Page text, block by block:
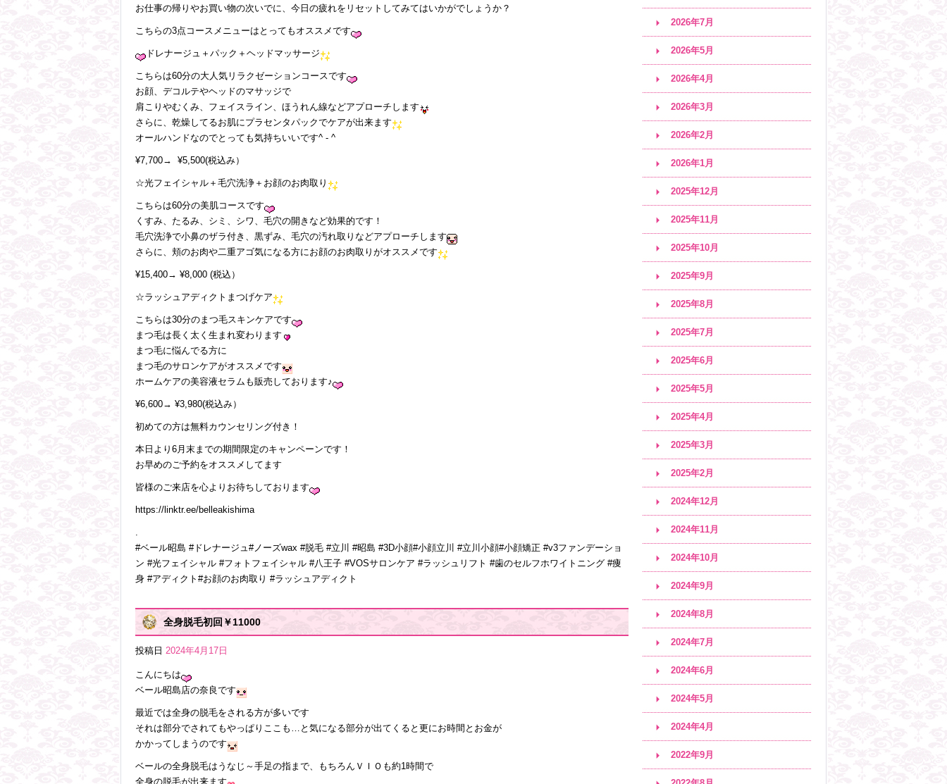
お仕事の帰りやお買い物の次いでに、今日の疲れをリセットしてみてはいかがでしょうか？
こちらの3点コースメニューはとってもオススメです
ドレナージュ＋パック＋ヘッドマッサージ
こちらは60分の大人気リラクゼーションコースです
お顔、デコルテやヘッドのマサッジで
肩こりやむくみ、フェイスライン、ほうれん線などアプローチします
さらに、乾燥してるお肌にプラセンタパックでケアが出来ます
オールハンドなのでとっても気持ちいいです^ - ^
¥7,700→ ¥5,500(税込み）
☆光フェイシャル＋毛穴洗浄＋お顔のお肉取り
こちらは60分の美肌コースです
くすみ、たるみ、シミ、シワ、毛穴の開きなど効果的です！
毛穴洗浄で小鼻のザラ付き、黒ずみ、毛穴の汚れ取りなどアプローチします
さらに、頬のお肉や二重アゴ気になる方にお顔のお肉取りがオススメです
¥15,400→ ¥8,000 (税込）
☆ラッシュアディクトまつげケア
こちらは30分のまつ毛スキンケアです
まつ毛は長く太く生まれ変わります
まつ毛に悩んでる方に
まつ毛のサロンケアがオススメです
ホームケアの美容液セラムも販売しております♪
¥6,600→ ¥3,980(税込み）
初めての方は無料カウンセリング付き！
本日より6月末までの期間限定のキャンペーンです！
お早めのご予約をオススメしてます
皆様のご来店を心よりお待ちしております
https://linktr.ee/belleakishima
.
#ベール昭島 #ドレナージュ#ノーズwax #脱毛 #立川 #昭島 #3D小顔#小顔立川 #立川小顔#小顔矯正 #v3ファンデーショ
ン #光フェイシャル #フォトフェイシャル #八王子 #VOSサロンケア #ラッシュリフト #歯のセルフホワイトニング #痩
身 #アディクト#お顔のお肉取り #ラッシュアディクト
全身脱毛初回￥11000
投稿日 2024年4月17日
こんにちは
ベール昭島店の奈良です
最近では全身の脱毛をされる方が多いです
それは部分でされてもやっぱりここも…と気になる部分が出てくると更にお時間とお金が
かかってしまうのです
ベールの全身脱毛はうなじ～手足の指まで、もちろんＶＩＯも約1時間で
全身の脱毛が出来ます
2026年7月
2026年5月
2026年4月
2026年3月
2026年2月
2026年1月
2025年12月
2025年11月
2025年10月
2025年9月
2025年8月
2025年7月
2025年6月
2025年5月
2025年4月
2025年3月
2025年2月
2024年12月
2024年11月
2024年10月
2024年9月
2024年8月
2024年7月
2024年6月
2024年5月
2024年4月
2022年9月